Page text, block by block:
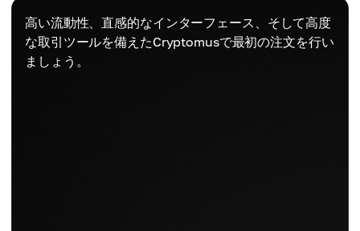
高い流動性、直感的なインターフェース、そして高度
な取引ツールを備えたCryptomusで最初の注文を行い
ましょう。